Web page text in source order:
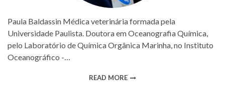
Paula Baldassin Médica veterinária formada pela
Universidade Paulista. Doutora em Oceanografia Química,
pelo Laboratório de Química Orgânica Marinha, no Instituto
Oceanográfico -…
READ MORE